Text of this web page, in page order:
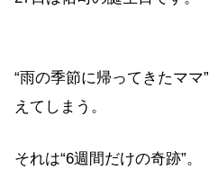
“雨の季節に帰ってきたマ
えてしまう。
それは“6週間だけの奇跡”。